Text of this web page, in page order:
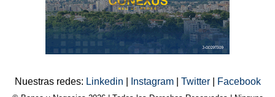
Nuestras redes: Linkedin Instagram Twitter Facebook